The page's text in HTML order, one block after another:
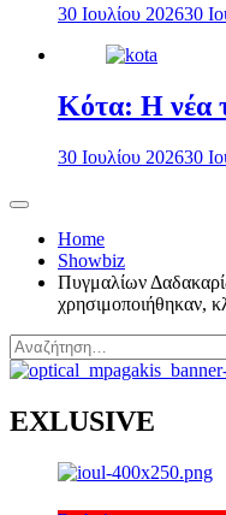
30 Ιουλίου 202630
Κότα: Η νέα
30 Ιουλίου 202630
Home
Showbiz
Πυγμαλίων
χρησιμοποιήθηκαν,
Αναζήτηση
για:
EXLUSIVE